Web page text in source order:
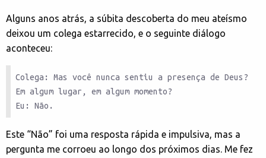
Alguns anos atrás, a súbita descoberta do meu ateísmo
deixou um colega estarrecido, e o seguinte diálogo
aconteceu:
Colega: Mas você nunca sentiu a presença de Deus?
Em algum lugar, em algum momento?
Eu: Não.
Este “Não” foi uma resposta rápida e impulsiva, mas a
pergunta me corroeu ao longo dos próximos dias. Me fez